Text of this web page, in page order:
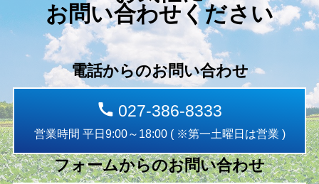
お問い合わせください
電話からのお問い合わせ
027-386-8333
営業時間 平日9:00～18:00 ( ※第一土曜日は営業 )
フォームからのお問い合わせ